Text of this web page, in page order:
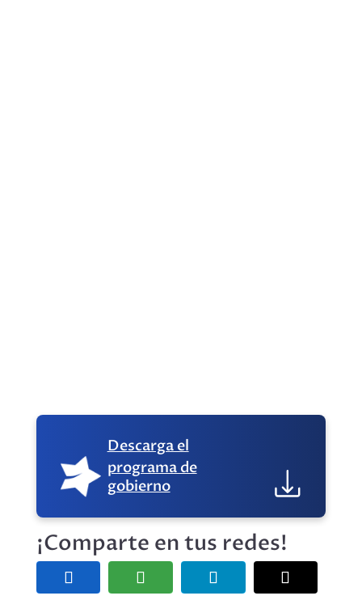
Descarga el
programa de
gobierno
¡Comparte en tus redes!